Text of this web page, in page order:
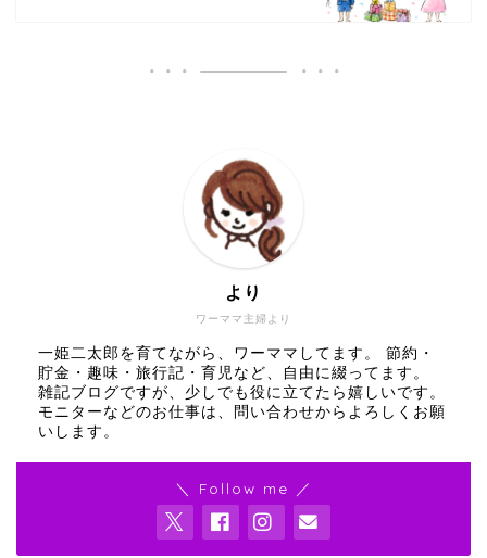
ワーママ主婦より
より
一姫二太郎を育てながら、ワーママしてます。 節約・
貯金・趣味・旅行記・育児など、自由に綴ってます。
雑記ブログですが、少しでも役に立てたら嬉しいです。
モニターなどのお仕事は、問い合わせからよろしくお願
いします。
＼ Follow me ／